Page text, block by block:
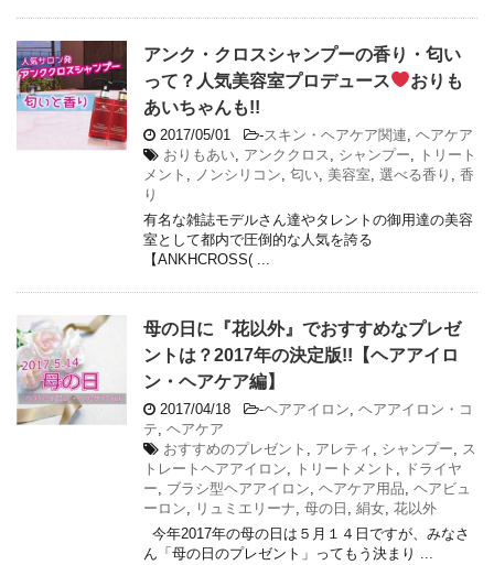
アンク・クロスシャンプーの香り・匂い
って？人気美容室プロデュース
おりも
あいちゃんも!!
2017/05/01 -スキン・ヘアケア関連 ヘアケア
おりもあい アンククロス シャンプー
トリート
メント
ノンシリコン 匂い 美容室 選べる香り
香
り
有名な雑誌モデルさん達やタレントの御用達の美容
室として都内で圧倒的な人気を誇る
【ANKHCROSS( ...
母の日に『花以外』でおすすめなプレゼ
ントは？2017年の決定版!!【ヘアアイロ
ン・ヘアケア編】
2017/04/18 -ヘアアイロン ヘアアイロン・コ
テ ヘアケア
おすすめのプレゼント
アレティ シャンプー
ス
トレートヘアアイロン
トリートメント
ドライヤ
ー
ブラシ型ヘアアイロン ヘアケア用品 ヘアビュ
ーロン
リュミエリーナ 母の日 絹女 花以外
今年2017年の母の日は５月１４日ですが、みなさ
ん「母の日のプレゼント」ってもう決まり ...